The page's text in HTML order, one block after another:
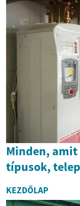
Minden,
típusok,
KEZDŐLAP